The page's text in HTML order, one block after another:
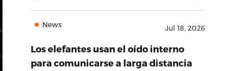
News Jul 18, 2026
Los elefantes usan el oído interno
para comunicarse a larga distancia